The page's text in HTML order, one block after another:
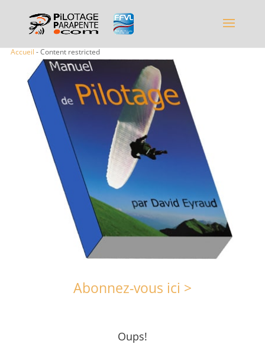
Accueil - Content restricted
Abonnez-vous ici >
Oups!